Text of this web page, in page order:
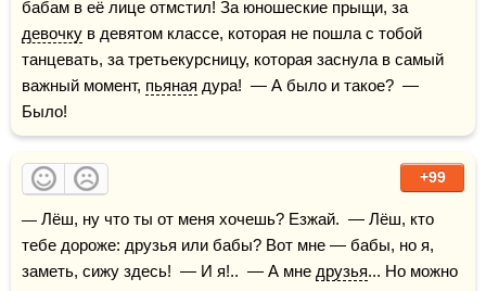
девочку в девятом классе, которая не пошла с тобой
танцевать, за третьекурсницу, которая заснула в самый
важный момент, пьяная дура!  — А было и такое?  —
Было!
+99
— Лёш, ну что ты от меня хочешь? Езжай.  — Лёш, кто
тебе дороже: друзья или бабы? Вот мне — бабы, но я,
заметь, сижу здесь!  — И я!..  — А мне друзья... Но можно